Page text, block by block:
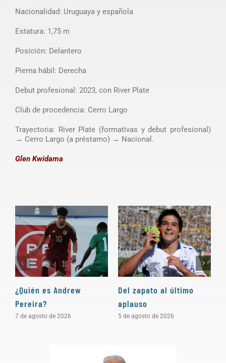
Nacionalidad: Uruguaya y española
Estatura: 1,75 m
Posición: Delantero
Pierna hábil: Derecha
Debut profesional: 2023, con River Plate
Club de procedencia: Cerro Largo
Trayectoria: River Plate (formativas y debut profesional)
→ Cerro Largo (a préstamo) → Nacional.
Glen Kwidama
¿Quién es Andrew
Pereira?
7 de agosto de 2026
Del zapato al último
aplauso
5 de agosto de 2026